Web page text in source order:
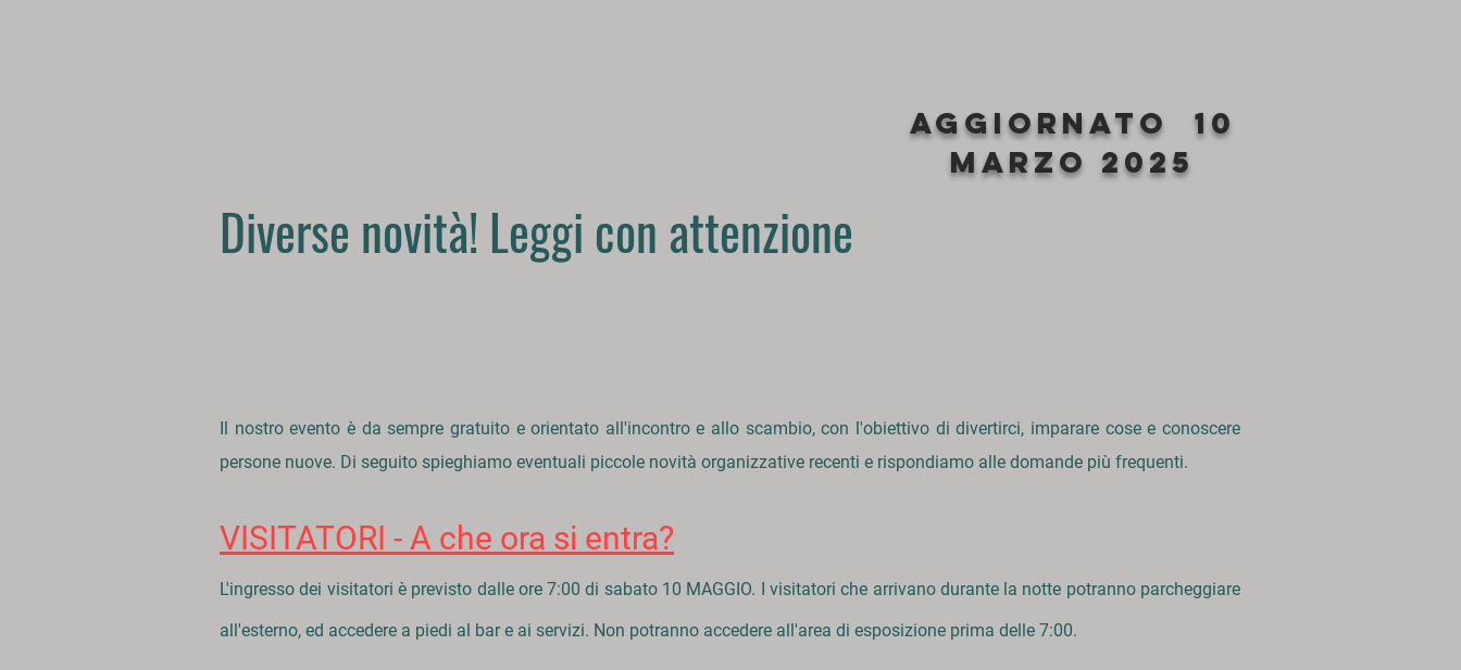
AGGIORNATO 10
marzo 2025
Diverse novità! Leggi con attenzione
Il nostro evento è da sempre gratuito e orientato all'incontro e allo scambio, con l'obiettivo di divertirci, imparare cose e conoscere
persone nuove. Di seguito spieghiamo eventuali piccole novità organizzative recenti e rispondiamo alle domande più frequenti.
VISITATORI - A che ora si entra?
L'ingresso dei visitatori è previsto dalle ore 7:00 di sabato 10 MAGGIO. I visitatori che arrivano durante la notte potranno parcheggiare
all'esterno, ed accedere a piedi al bar e ai servizi. Non potranno accedere all'area di esposizione prima delle 7:00.